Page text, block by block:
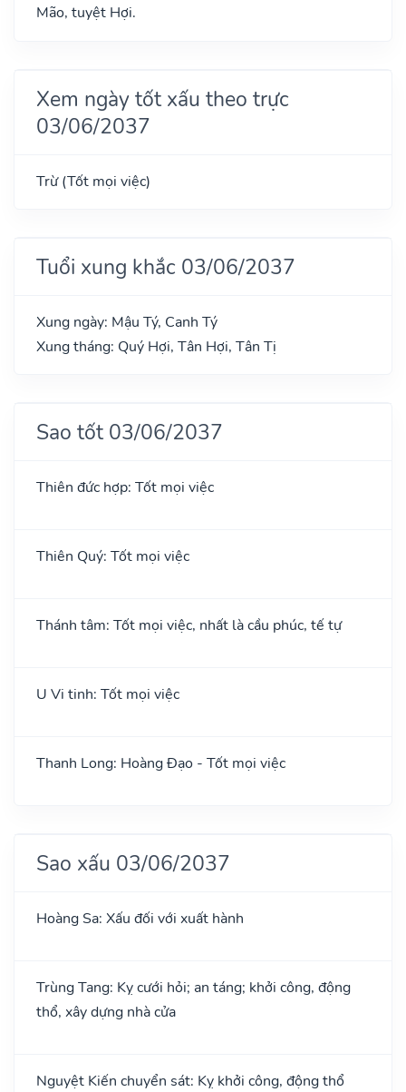
Mão, tuyệt Hợi.
Xem ngày tốt xấu theo trực
03/06/2037
Trừ (Tốt mọi việc)
Tuổi xung khắc 03/06/2037
Xung ngày: Mậu Tý, Canh Tý
Xung tháng: Quý Hợi, Tân Hợi, Tân Tị
Sao tốt 03/06/2037
Thiên đức hợp: Tốt mọi việc
Thiên Quý: Tốt mọi việc
Thánh tâm: Tốt mọi việc, nhất là cầu phúc, tế tự
U Vi tinh: Tốt mọi việc
Thanh Long: Hoàng Đạo - Tốt mọi việc
Sao xấu 03/06/2037
Hoàng Sa: Xấu đối với xuất hành
Trùng Tang: Kỵ cưới hỏi; an táng; khởi công, động
thổ, xây dựng nhà cửa
Nguyệt Kiến chuyển sát: Kỵ khởi công, động thổ